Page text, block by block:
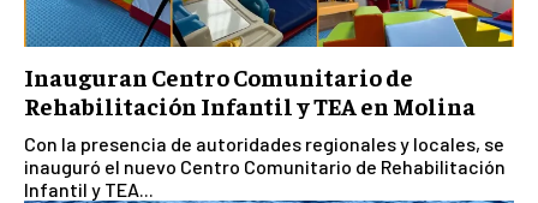
Inauguran Centro Comunitario de
Rehabilitación Infantil y TEA en Molina
Con la presencia de autoridades regionales y locales, se
inauguró el nuevo Centro Comunitario de Rehabilitación
Infantil y TEA...